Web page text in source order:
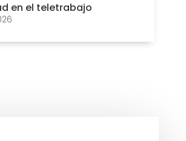
en el teletrabajo